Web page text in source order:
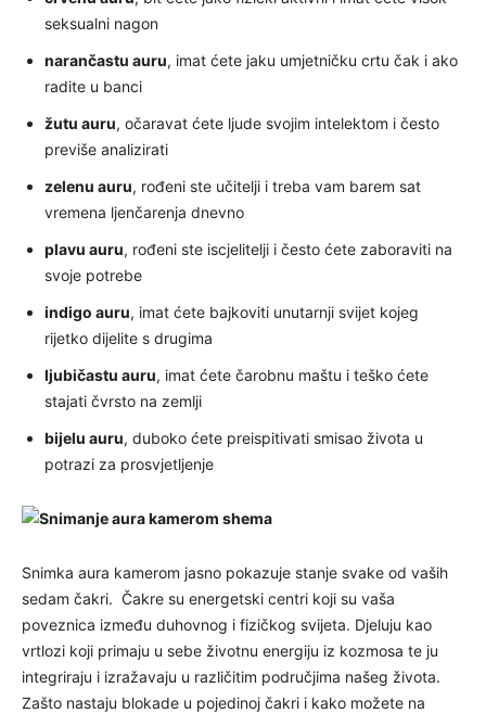
seksualni nagon
narančastu auru, imat ćete jaku umjetničku crtu čak i ako
radite u banci
žutu auru, očaravat ćete ljude svojim intelektom i često
previše analizirati
zelenu auru, rođeni ste učitelji i treba vam barem sat
vremena ljenčarenja dnevno
plavu auru, rođeni ste iscjelitelji i često ćete zaboraviti na
svoje potrebe
indigo auru, imat ćete bajkoviti unutarnji svijet kojeg
rijetko dijelite s drugima
ljubičastu auru, imat ćete čarobnu maštu i teško ćete
stajati čvrsto na zemlji
bijelu auru, duboko ćete preispitivati smisao života u
potrazi za prosvjetljenje
Snimka aura kamerom jasno pokazuje stanje svake od vaših
sedam čakri. Čakre su energetski centri koji su vaša
poveznica između duhovnog i fizičkog svijeta. Djeluju kao
vrtlozi koji primaju u sebe životnu energiju iz kozmosa te ju
integriraju i izražavaju u različitim područjima našeg života.
Zašto nastaju blokade u pojedinoj čakri i kako možete na